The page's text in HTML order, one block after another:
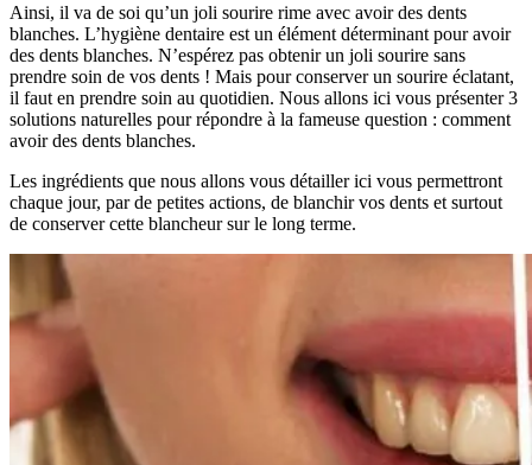
Ainsi, il va de soi qu’un joli sourire rime avec avoir des dents
blanches. L’hygiène dentaire est un élément déterminant pour avoir
des dents blanches. N’espérez pas obtenir un joli sourire sans
prendre soin de vos dents ! Mais pour conserver un sourire éclatant,
il faut en prendre soin au quotidien. Nous allons ici vous présenter 3
solutions naturelles pour répondre à la fameuse question : comment
avoir des dents blanches.
Les ingrédients que nous allons vous détailler ici vous permettront
chaque jour, par de petites actions, de blanchir vos dents et surtout
de conserver cette blancheur sur le long terme.